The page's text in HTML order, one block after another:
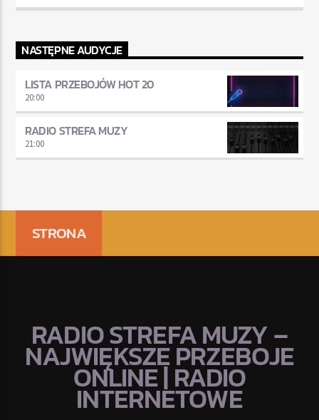
NASTĘPNE AUDYCJE
LISTA PRZEBOJÓW HOT 20
20:00
RADIO STREFA MUZY
21:00
STRONA
RADIO STREFA MUZY –
NAJWIĘKSZE PRZEBOJE
ONLINE | RADIO
INTERNETOWE